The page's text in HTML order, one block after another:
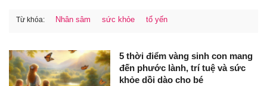
Từ khóa: Nhân sâm sức khỏe tổ yến
5 thời điểm vàng sinh con mang
đến phước lành, trí tuệ và sức
khỏe dồi dào cho bé